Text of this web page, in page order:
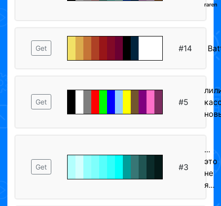
ʳᵃʳᵉⁿ
Get #14
Get #5
Get #3
...
это
не
я...